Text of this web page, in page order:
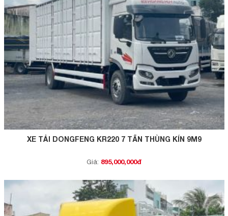
XE TẢI DONGFENG KR220 7 TẤN THÙNG KÍN 9M9
Giá: 895,000,000đ